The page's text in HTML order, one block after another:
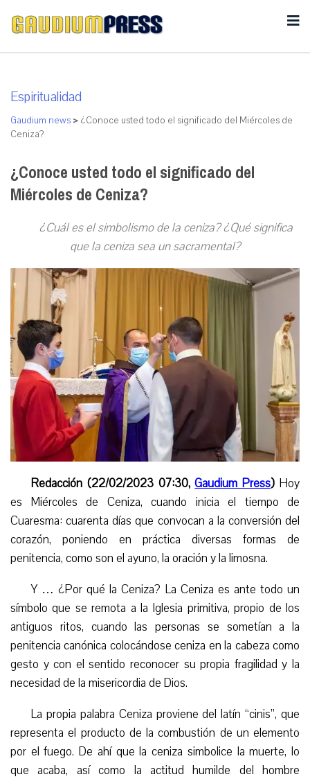
Espiritualidad
Gaudium news > ¿Conoce usted todo el significado del Miércoles de
Ceniza?
¿Conoce usted todo el significado del
Miércoles de Ceniza?
¿Cuál es el simbolismo de la ceniza? ¿Qué significa
que la ceniza sea un sacramental?
Redacción (22/02/2023 07:30,Gaudium Press) Hoy
es Miércoles de Ceniza, cuando inicia el tiempo de
Cuaresma: cuarenta días que convocan a la conversión del
corazón, poniendo en práctica diversas formas de
penitencia, como son el ayuno, la oración y la limosna.
Y … ¿Por qué la Ceniza? La Ceniza es ante todo un
símbolo que se remota a la Iglesia primitiva, propio de los
antiguos ritos, cuando las personas se sometían a la
penitencia canónica colocándose ceniza en la cabeza como
gesto y con el sentido reconocer su propia fragilidad y la
necesidad de la misericordia de Dios.
La propia palabra Ceniza proviene del latín “cinis”, que
representa el producto de la combustión de un elemento
por el fuego. De ahí quela ceniza simbolice la muerte, lo
que acaba, así como la actitud humilde del hombre